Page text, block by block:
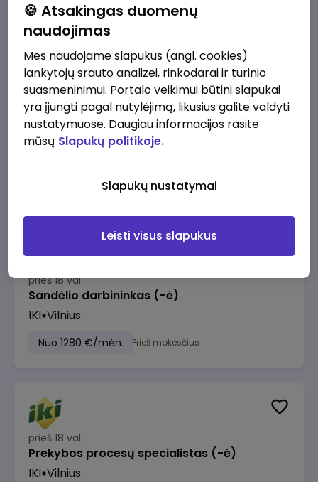
1715 - 2170 €/mėn.
prieš 18 val.
Darbo užmokesčio buhalteris(ė)
3000 - 3650 €/mėn. Prieš mokesčius
prieš 18 val.
Sandėlio darbininkas (-ė)
IKI Vilnius
Nuo 1280 €/mėn. Prieš mokesčius
prieš 18 val.
Prekybos procesų specialistas (-ė)
IKI Vilnius
🍪 Atsakingas duomenų
naudojimas
Mes naudojame slapukus (angl. cookies)
lankytojų srauto analizei, rinkodarai ir turinio
suasmeninimui. Portalo veikimui būtini slapukai
yra įjungti pagal nutylėjimą, likusius galite valdyti
nustatymuose. Daugiau informacijos rasite
mūsų Slapukų politikoje.
Slapukų nustatymai
Leisti visus slapukus